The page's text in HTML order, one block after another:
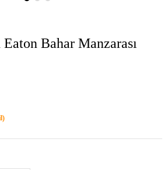
Bahar Manzarası